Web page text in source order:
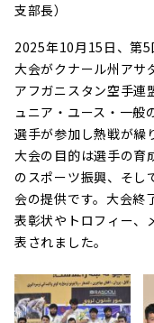
支部長）
2025年10月15日、第
大会がクナール州アサ
アフガニスタン空手連
ュニア・ユース・一般
選手が参加し熱戦が繰
大会の目的は選手の育
のスポーツ振興、そし
会の提供です。大会終
表彰状やトロフィー、
表されました。